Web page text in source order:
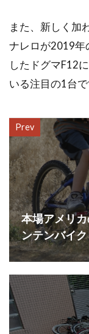
また、新しく加
ナレロが2019年
したドグマF12
いる注目の1台で
Prev
本場アメリ
ンテンバイク